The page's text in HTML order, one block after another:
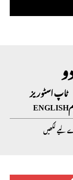
ٹاپ اسٹوریز
ENGLISH
لیے لکھیں